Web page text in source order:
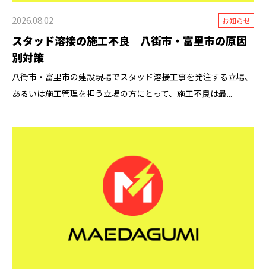
2026.08.02 お知らせ
スタッド溶接の施工不良｜八街市・富里市の原因
別対策
八街市・富里市の建設現場でスタッド溶接工事を発注する立場、
あるいは施工管理を担う立場の方にとって、施工不良は最...